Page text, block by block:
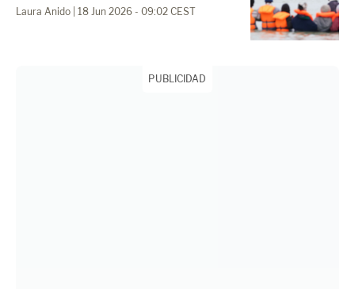
Laura Anido | 18 Jun 2026 - 09:02 CEST
PUBLICIDAD